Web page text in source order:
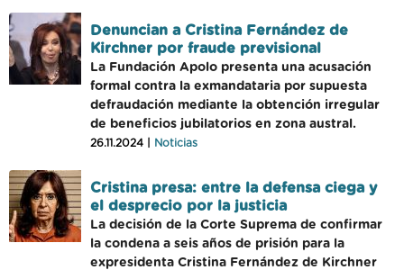
Denuncian a Cristina Fernández de
Kirchner por fraude previsional
La Fundación Apolo presenta una acusación
formal contra la exmandataria por supuesta
defraudación mediante la obtención irregular
de beneficios jubilatorios en zona austral.
26.11.2024 | Noticias
Cristina presa: entre la defensa ciega y
el desprecio por la justicia
La decisión de la Corte Suprema de confirmar
la condena a seis años de prisión para la
expresidenta Cristina Fernández de Kirchner